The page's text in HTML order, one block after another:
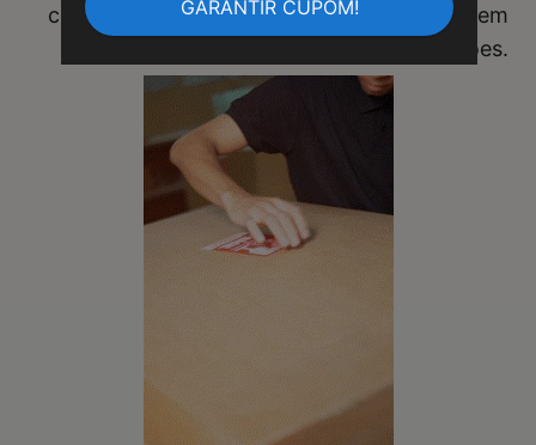
confiança e desfrute de sua obra de arte sem
preocupações.